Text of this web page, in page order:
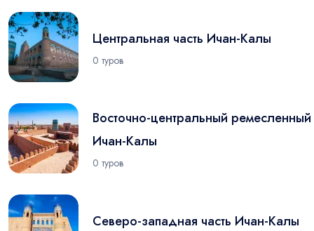
Центральная часть Ичан-Калы
0 туров
Восточно-центральный ремесленный
Ичан-Калы
0 туров
Северо-западная часть Ичан-Калы